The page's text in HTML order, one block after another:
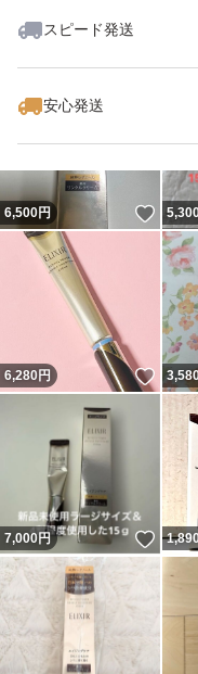
スピード発送
安心発送
6,500円 い
6,280円 い
7,000円 いい
1,890